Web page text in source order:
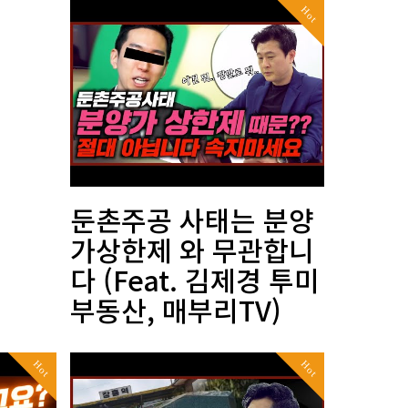
Hot
둔촌주공 사태는 분양
가상한제 와 무관합니
다 (Feat. 김제경 투미
부동산, 매부리TV)
Hot Hot